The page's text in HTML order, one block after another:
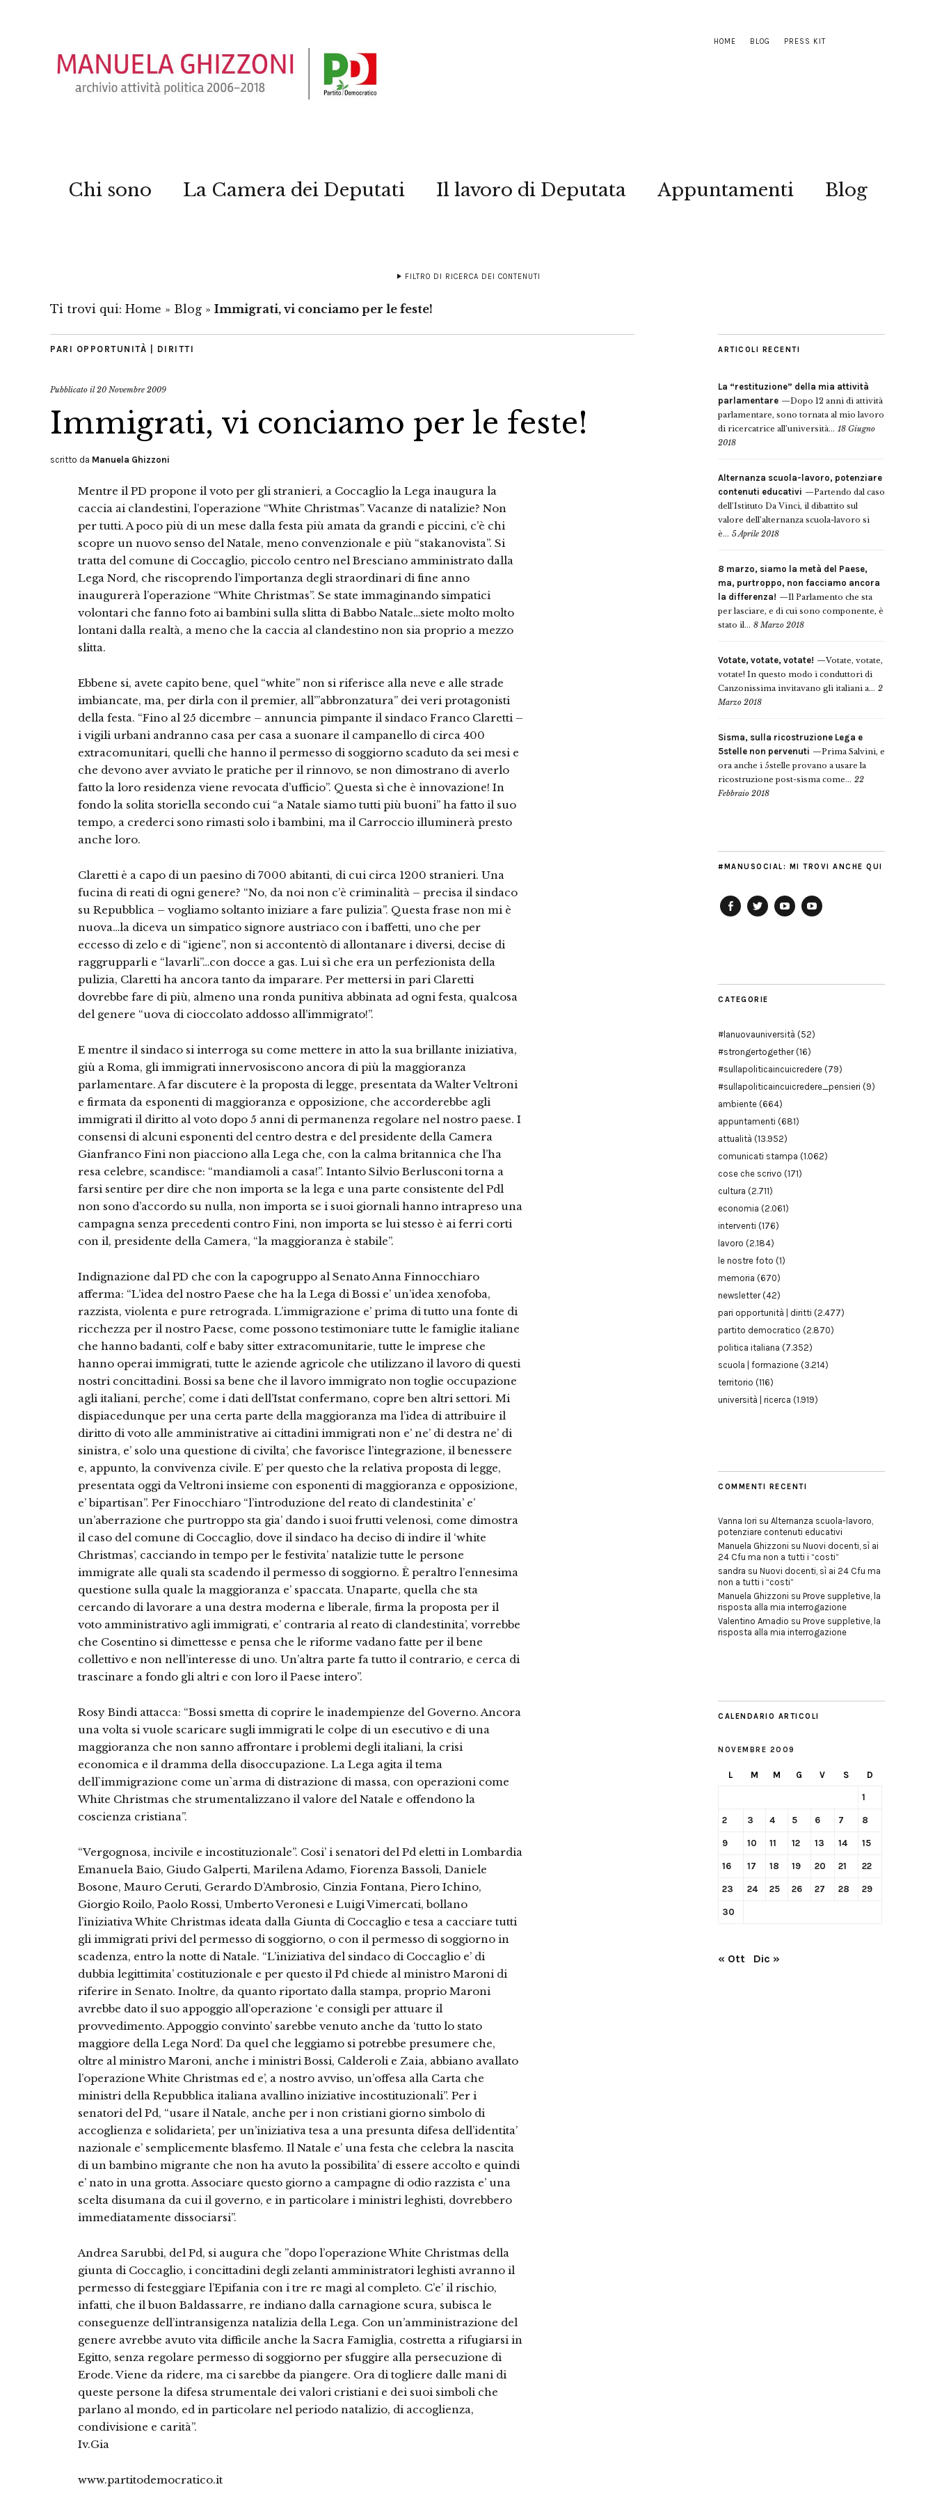
HOME BLOG PRESS KIT
Chi sono La Camera dei Deputati Il lavoro di Deputata Appuntamenti Blog
FILTRO DI RICERCA DEI CONTENUTI
Ti trovi qui: Home » Blog » Immigrati, vi conciamo per le feste!
PARI OPPORTUNITÀ | DIRITTI
Pubblicato il20 Novembre 2009
Immigrati, vi conciamo per le feste!
scritto da Manuela Ghizzoni
Mentre il PD propone il voto per gli stranieri, a Coccaglio la Lega inaugura la
caccia ai clandestini, l’operazione “White Christmas”. Vacanze di natalizie? Non
per tutti. A poco più di un mese dalla festa più amata da grandi e piccini, c’è chi
scopre un nuovo senso del Natale, meno convenzionale e più “stakanovista”. Si
tratta del comune di Coccaglio, piccolo centro nel Bresciano amministrato dalla
Lega Nord, che riscoprendo l’importanza degli straordinari di fine anno
inaugurerà l’operazione “White Christmas”. Se state immaginando simpatici
volontari che fanno foto ai bambini sulla slitta di Babbo Natale…siete molto molto
lontani dalla realtà, a meno che la caccia al clandestino non sia proprio a mezzo
slitta.
Ebbene si, avete capito bene, quel “white” non si riferisce alla neve e alle strade
imbiancate, ma, per dirla con il premier, all’”abbronzatura” dei veri protagonisti
della festa. “Fino al 25 dicembre – annuncia pimpante il sindaco Franco Claretti –
i vigili urbani andranno casa per casa a suonare il campanello di circa 400
extracomunitari, quelli che hanno il permesso di soggiorno scaduto da sei mesi e
che devono aver avviato le pratiche per il rinnovo, se non dimostrano di averlo
fatto la loro residenza viene revocata d’ufficio”. Questa sì che è innovazione! In
fondo la solita storiella secondo cui “a Natale siamo tutti più buoni” ha fatto il suo
tempo, a crederci sono rimasti solo i bambini, ma il Carroccio illuminerà presto
anche loro.
Claretti è a capo di un paesino di 7000 abitanti, di cui circa 1200 stranieri. Una
fucina di reati di ogni genere? “No, da noi non c’è criminalità – precisa il sindaco
su Repubblica – vogliamo soltanto iniziare a fare pulizia”. Questa frase non mi è
nuova…la diceva un simpatico signore austriaco con i baffetti, uno che per
eccesso di zelo e di “igiene”, non si accontentò di allontanare i diversi, decise di
raggrupparli e “lavarli”…con docce a gas. Lui sì che era un perfezionista della
pulizia, Claretti ha ancora tanto da imparare. Per mettersi in pari Claretti
dovrebbe fare di più, almeno una ronda punitiva abbinata ad ogni festa, qualcosa
del genere “uova di cioccolato addosso all’immigrato!”.
E mentre il sindaco si interroga su come mettere in atto la sua brillante iniziativa,
giù a Roma, gli immigrati innervosiscono ancora di più la maggioranza
parlamentare. A far discutere è la proposta di legge, presentata da Walter Veltroni
e firmata da esponenti di maggioranza e opposizione, che accorderebbe agli
immigrati il diritto al voto dopo 5 anni di permanenza regolare nel nostro paese. I
consensi di alcuni esponenti del centro destra e del presidente della Camera
Gianfranco Fini non piacciono alla Lega che, con la calma britannica che l’ha
resa celebre, scandisce: “mandiamoli a casa!”. Intanto Silvio Berlusconi torna a
farsi sentire per dire che non importa se la lega e una parte consistente del Pdl
non sono d’accordo su nulla, non importa se i suoi giornali hanno intrapreso una
campagna senza precedenti contro Fini, non importa se lui stesso è ai ferri corti
con il, presidente della Camera, “la maggioranza è stabile”.
Indignazione dal PD che con la capogruppo al Senato Anna Finnocchiaro
afferma: “L’idea del nostro Paese che ha la Lega di Bossi e’ un’idea xenofoba,
razzista, violenta e pure retrograda. L’immigrazione e’ prima di tutto una fonte di
ricchezza per il nostro Paese, come possono testimoniare tutte le famiglie italiane
che hanno badanti, colf e baby sitter extracomunitarie, tutte le imprese che
hanno operai immigrati, tutte le aziende agricole che utilizzano il lavoro di questi
nostri concittadini. Bossi sa bene che il lavoro immigrato non toglie occupazione
agli italiani, perche’, come i dati dell’Istat confermano, copre ben altri settori. Mi
dispiacedunque per una certa parte della maggioranza ma l’idea di attribuire il
diritto di voto alle amministrative ai cittadini immigrati non e’ ne’ di destra ne’ di
sinistra, e’ solo una questione di civilta’, che favorisce l’integrazione, il benessere
e, appunto, la convivenza civile. E’ per questo che la relativa proposta di legge,
presentata oggi da Veltroni insieme con esponenti di maggioranza e opposizione,
e’ bipartisan”. Per Finocchiaro “l’introduzione del reato di clandestinita’ e’
un’aberrazione che purtroppo sta gia’ dando i suoi frutti velenosi, come dimostra
il caso del comune di Coccaglio, dove il sindaco ha deciso di indire il ‘white
Christmas’, cacciando in tempo per le festivita’ natalizie tutte le persone
immigrate alle quali sta scadendo il permesso di soggiorno. È peraltro l’ennesima
questione sulla quale la maggioranza e’ spaccata. Unaparte, quella che sta
cercando di lavorare a una destra moderna e liberale, firma la proposta per il
voto amministrativo agli immigrati, e’ contraria al reato di clandestinita’, vorrebbe
che Cosentino si dimettesse e pensa che le riforme vadano fatte per il bene
collettivo e non nell’interesse di uno. Un’altra parte fa tutto il contrario, e cerca di
trascinare a fondo gli altri e con loro il Paese intero”.
Rosy Bindi attacca: “Bossi smetta di coprire le inadempienze del Governo. Ancora
una volta si vuole scaricare sugli immigrati le colpe di un esecutivo e di una
maggioranza che non sanno affrontare i problemi degli italiani, la crisi
economica e il dramma della disoccupazione. La Lega agita il tema
dell`immigrazione come un`arma di distrazione di massa, con operazioni come
White Christmas che strumentalizzano il valore del Natale e offendono la
coscienza cristiana”.
“Vergognosa, incivile e incostituzionale”. Cosi’ i senatori del Pd eletti in Lombardia
Emanuela Baio, Giudo Galperti, Marilena Adamo, Fiorenza Bassoli, Daniele
Bosone, Mauro Ceruti, Gerardo D’Ambrosio, Cinzia Fontana, Piero Ichino,
Giorgio Roilo, Paolo Rossi, Umberto Veronesi e Luigi Vimercati, bollano
l’iniziativa White Christmas ideata dalla Giunta di Coccaglio e tesa a cacciare tutti
gli immigrati privi del permesso di soggiorno, o con il permesso di soggiorno in
scadenza, entro la notte di Natale. “L’iniziativa del sindaco di Coccaglio e’ di
dubbia legittimita’ costituzionale e per questo il Pd chiede al ministro Maroni di
riferire in Senato. Inoltre, da quanto riportato dalla stampa, proprio Maroni
avrebbe dato il suo appoggio all’operazione ‘e consigli per attuare il
provvedimento. Appoggio convinto’ sarebbe venuto anche da ‘tutto lo stato
maggiore della Lega Nord’. Da quel che leggiamo si potrebbe presumere che,
oltre al ministro Maroni, anche i ministri Bossi, Calderoli e Zaia, abbiano avallato
l’operazione White Christmas ed e’, a nostro avviso, un’offesa alla Carta che
ministri della Repubblica italiana avallino iniziative incostituzionali”. Per i
senatori del Pd, “usare il Natale, anche per i non cristiani giorno simbolo di
accoglienza e solidarieta’, per un’iniziativa tesa a una presunta difesa dell’identita’
nazionale e’ semplicemente blasfemo. Il Natale e’ una festa che celebra la nascita
di un bambino migrante che non ha avuto la possibilita’ di essere accolto e quindi
e’ nato in una grotta. Associare questo giorno a campagne di odio razzista e’ una
scelta disumana da cui il governo, e in particolare i ministri leghisti, dovrebbero
immediatamente dissociarsi”.
Andrea Sarubbi, del Pd, si augura che ”dopo l’operazione White Christmas della
giunta di Coccaglio, i concittadini degli zelanti amministratori leghisti avranno il
permesso di festeggiare l’Epifania con i tre re magi al completo. C’e’ il rischio,
infatti, che il buon Baldassarre, re indiano dalla carnagione scura, subisca le
conseguenze dell’intransigenza natalizia della Lega. Con un’amministrazione del
genere avrebbe avuto vita difficile anche la Sacra Famiglia, costretta a rifugiarsi in
Egitto, senza regolare permesso di soggiorno per sfuggire alla persecuzione di
Erode. Viene da ridere, ma ci sarebbe da piangere. Ora di togliere dalle mani di
queste persone la difesa strumentale dei valori cristiani e dei suoi simboli che
parlano al mondo, ed in particolare nel periodo natalizio, di accoglienza,
condivisione e carità”.
Iv.Gia
www.partitodemocratico.it
ARTICOLI RECENTI
La “restituzione” della mia attività
parlamentare
Dopo 12 anni di attività
parlamentare, sono tornata al mio lavoro
di ricercatrice all’università... 18 Giugno
2018
Alternanza scuola-lavoro, potenziare
contenuti educativi
Partendo dal caso
dell’Istituto Da Vinci, il dibattito sul
valore dell’alternanza scuola-lavoro si
è... 5 Aprile 2018
8 marzo, siamo la metà del Paese,
ma, purtroppo, non facciamo ancora
la differenza!
Il Parlamento che sta
per lasciare, e di cui sono componente, è
stato il... 8 Marzo 2018
Votate, votate, votate!
Votate, votate,
votate! In questo modo i conduttori di
Canzonissima invitavano gli italiani a... 2
Marzo 2018
Sisma, sulla ricostruzione Lega e
5stelle non pervenuti
Prima Salvini, e
ora anche i 5stelle provano a usare la
ricostruzione post-sisma come... 22
Febbraio 2018
#MANUSOCIAL: MI TROVI ANCHE QUI
CATEGORIE
#lanuovauniversità (52)
#strongertogether(16)
#sullapoliticaincuicredere (79)
#sullapoliticaincuicredere_pensieri (9)
ambiente (664)
appuntamenti (681)
attualità (13.952)
comunicati stampa (1.062)
cose che scrivo (171)
cultura (2.711)
economia (2.061)
interventi (176)
lavoro (2.184)
le nostre foto (1)
memoria (670)
newsletter(42)
pari opportunità | diritti (2.477)
partito democratico (2.870)
politica italiana (7.352)
scuola | formazione (3.214)
territorio (116)
università | ricerca (1.919)
COMMENTI RECENTI
Vanna Iori su Alternanza scuola-lavoro,
potenziare contenuti educativi
Manuela Ghizzoni su Nuovi docenti, sì ai
24 Cfu ma non a tutti i “costi”
sandra su Nuovi docenti, sì ai 24 Cfu ma
non a tutti i “costi”
Manuela Ghizzoni su Prove suppletive, la
risposta alla mia interrogazione
Valentino Amadio su Prove suppletive, la
risposta alla mia interrogazione
CALENDARIO ARTICOLI
NOVEMBRE 2009
L M M G V S D
1
2 3 4 5 6 7 8
9 10 11 12 13 14 15
16 17 18 19 20 21 22
23 24 25 26 27 28 29
30
« Ott Dic »